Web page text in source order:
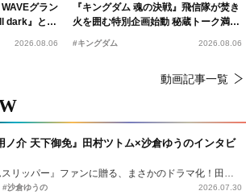
グラン
dark』と同
2026.08.06
『キングダム 魂の決戦』飛信隊が焚き
火を囲む特別企画始動 秘蔵トーク満載
#キングダム 2026.08.06
動画記事一覧
ノ介 天下御免』田村ツトム×沙倉ゆうのインタビ
『侍タイムスリッパー』ファンに贈る、まさかのドラマ化！田村ツトム×沙倉ゆうのが語る『心配無用ノ介』撮影秘話
#沙倉ゆうの 2026.07.30